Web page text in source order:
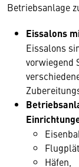
Betriebsanlage
Eissalons
Eissalons
vorwiegend
Häfen,